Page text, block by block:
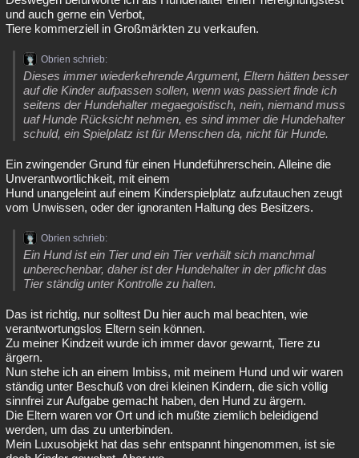
und auch gerne ein Verbot,
Tiere kommerziell in Großmärkten zu verkaufen.
Obrien schrieb:
Dieses immer wiederkehrende Argument, Eltern hätten besser
auf die Kinder aufpassen sollen, wenn was passiert finde ich
seitens der Hundehalter megaegoistisch, nein, niemand muss
uaf Hunde Rücksicht nehmen, es sind immer die Hundehalter
schuld, ein Spielplatz ist für Menschen da, nicht für Hunde.
Ein zwingender Grund für einen Hundeführerschein. Alleine die
Unverantwortlichkeit, mit einem
Hund unangeleint auf einem Kinderspielplatz aufzutauchen zeugt
vom Unwissen, oder der ignoranten Haltung des Besitzers.
Obrien schrieb:
Ein Hund ist ein Tier und ein Tier verhält sich manchmal
unberechenbar, daher ist der Hundehalter in der pflicht das
Tier ständig unter Kontrolle zu halten.
Das ist richtig, nur solltest Du hier auch mal beachten, wie
verantwortungslos Eltern sein können.
Zu meiner Kindzeit wurde ich immer davor gewarnt, Tiere zu
ärgern.
Nun stehe ich an einem Imbiss, mit meinem Hund und wir waren
ständig unter Beschuß von drei kleinen Kindern, die sich völlig
sinnfrei zur Aufgabe gemacht haben, den Hund zu ärgern.
Die Eltern waren vor Ort und ich mußte ziemlich beleidigend
werden, um das zu unterbinden.
Mein Luxusobjekt hat das sehr entspannt hingenommen, ist sie